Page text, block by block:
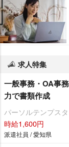
求人特集
一般事務・OA事
力で書類作成
パーソルテンプス
時給1,600円
派遣社員 / 愛知県